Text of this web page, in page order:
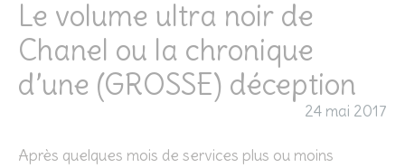
Le volume ultra noir de
Chanel ou la chronique
d’une (GROSSE) déception
24 mai 2017
Après quelques mois de services plus ou moins